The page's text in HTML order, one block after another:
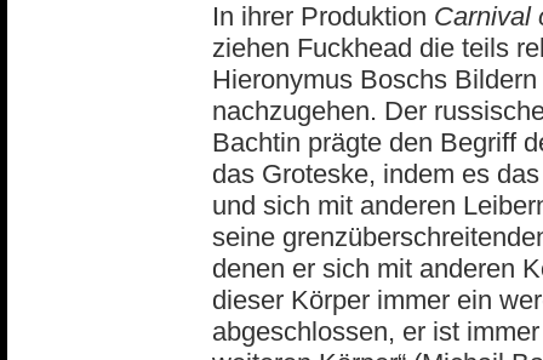
In ihrer Produktion Carnival
ziehen Fuckhead die teils
Hieronymus Boschs
nachzugehen. Der
Bachtin prägte den Begriff
das Groteske, indem es
und sich mit anderen
seine
denen er sich mit anderen
dieser Körper immer ein
abgeschlossen, er ist